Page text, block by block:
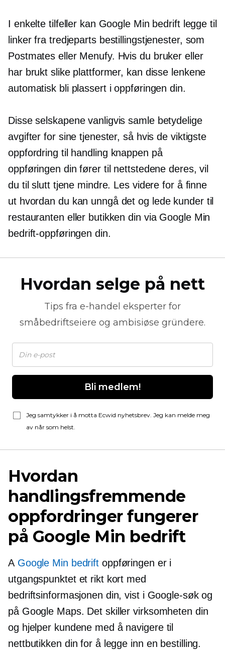
I enkelte tilfeller kan Google Min bedrift legge til
linker fra tredjepartsbestillingstjenester, som
Postmates eller Menufy. Hvis du bruker eller
har brukt slike plattformer, kan disse lenkene
automatisk bli plassert i oppføringen din.
Disse selskapene vanligvis samle betydelige
avgifter for sine tjenester, så hvis de viktigste
oppfordring til handling knappen på
oppføringen din fører til nettstedene deres, vil
du til slutt tjene mindre. Les videre for å finne
ut hvordan du kan unngå det og lede kunder til
restauranten eller butikken din via Google Min
bedrift-oppføringen din.
Hvordan selge på nett
Tips fra e-handel eksperter for
småbedriftseiere og ambisiøse gründere.
Bli medlem!
Jeg samtykker i å motta Ecwid nyhetsbrev. Jeg kan melde meg
av når som helst.
Hvordan
handlingsfremmende
oppfordringer fungerer
på Google Min bedrift
A Google Min bedrift oppføringen er i
utgangspunktet et rikt kort med
bedriftsinformasjonen din, vist i Google-søk og
på Google Maps. Det skiller virksomheten din
og hjelper kundene med å navigere til
nettbutikken din for å legge inn en bestilling.